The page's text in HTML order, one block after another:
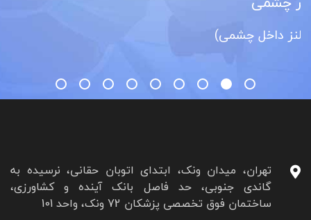
تهران، میدان ونک، ابتدای اتوبان حقانی، نرسیده به
گاندی جنوبی، حد فاصل بانک آینده و کشاورزی،
ساختمان فوق تخصصی پزشکان 72 ونک، واحد 101